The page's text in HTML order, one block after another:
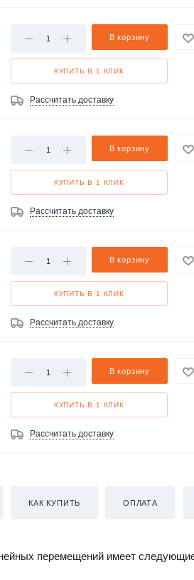
В корзину
КУПИТЬ В 1 КЛИК
Рассчитать доставку
В корзину
КУПИТЬ В 1 КЛИК
Рассчитать доставку
В корзину
КУПИТЬ В 1 КЛИК
Рассчитать доставку
В корзину
КУПИТЬ В 1 КЛИК
Рассчитать доставку
КАК КУПИТЬ ОПЛАТА
перемещений имеет следующие